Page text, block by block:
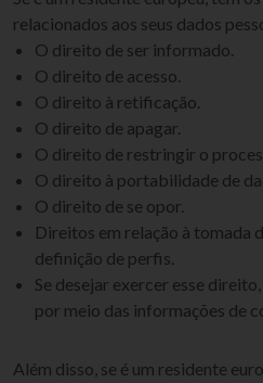
relacionados aos seus dados
O direito de ser informado.
O direito de acesso.
O direito à retificação.
O direito de apagar.
O direito de restringir o
O direito à portabilidade de
O direito de se opor.
Direitos em relação à tomada
definição de perfis.
Se desejar exercer esse
por meio das informações de
Além disso, se é um residente